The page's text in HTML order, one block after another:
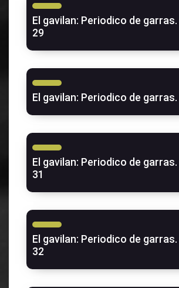
El gavilan: Periodico de garras.
29
El gavilan: Periodico de garras.
El gavilan: Periodico de garras.
31
El gavilan: Periodico de garras.
32